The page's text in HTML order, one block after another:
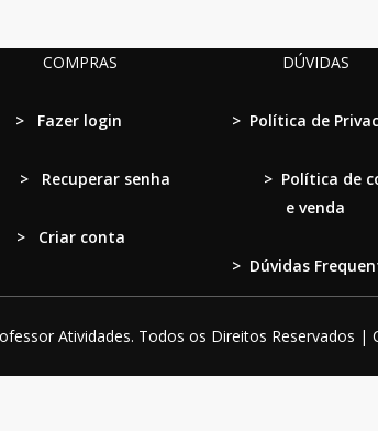
COMPRAS
> Fazer login
Recuperar senha
> Criar conta
DÚVIDAS
> Política de
> Política de
e venda
> Dúvidas
Atividades. Todos os Direitos Reservados |